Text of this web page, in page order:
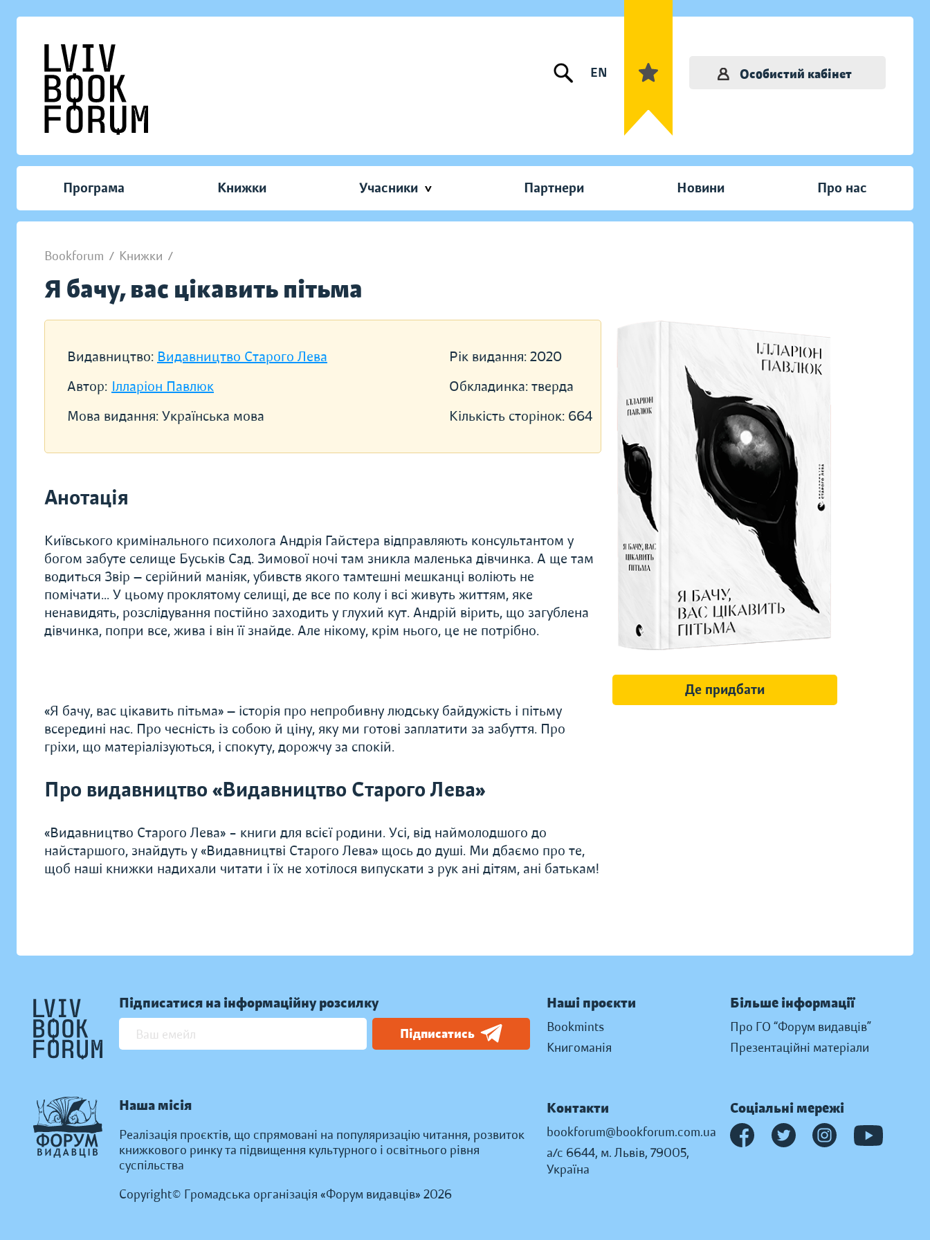
EN Особистий кабінет
Програма Книжки Учасники Партнери Новини Про нас
Bookforum / Книжки /
Я бачу, вас цікавить пітьма
Видавництво: Видавництво Старого Лева
Автор: Ілларіон Павлюк
Мова видання: Українська мова
Рік видання: 2020
Обкладинка: тверда
Кількість сторінок: 664
Анотація
Київського кримінального психолога Андрія Гайстера відправляють консультантом у
богом забуте селище Буськів Сад. Зимової ночі там зникла маленька дівчинка. А ще там
водиться Звір — серійний маніяк, убивств якого тамтешні мешканці воліють не
помічати... У цьому проклятому селищі, де все по колу і всі живуть життям, яке
ненавидять, розслідування постійно заходить у глухий кут. Андрій вірить, що загублена
дівчинка, попри все, жива і він її знайде. Але нікому, крім нього, це не потрібно.
«Я бачу, вас цікавить пітьма» — історія про непробивну людську байдужість і пітьму
всередині нас. Про чесність із собою й ціну, яку ми готові заплатити за забуття. Про
гріхи, що матеріалізуються, і спокуту, дорожчу за спокій.
Про видавництво «Видавництво Старого Лева»
«Видавництво Старого Лева» – книги для всієї родини. Усі, від наймолодшого до
найстаршого, знайдуть у «Видавництві Старого Лева» щось до душі. Ми дбаємо про те,
щоб наші книжки надихали читати і їх не хотілося випускати з рук ані дітям, ані батькам!
Де придбати
Підписатися на інформаційну розсилку
Підписатись
Наша місія
Реалізація проєктів, що спрямовані на популяризацію читання, розвиток
книжкового ринку та підвищення культурного і освітнього рівня
суспільства
Copyright© Громадська організація «Форум видавців» 2026
Наші проєкти
Bookmints
Книгоманія
Більше інформації
Про ГО “Форум видавців”
Презентаційні матеріали
Контакти
bookforum@bookforum.com.ua
а/с 6644, м. Львів, 79005,
Україна
Соціальні мережі